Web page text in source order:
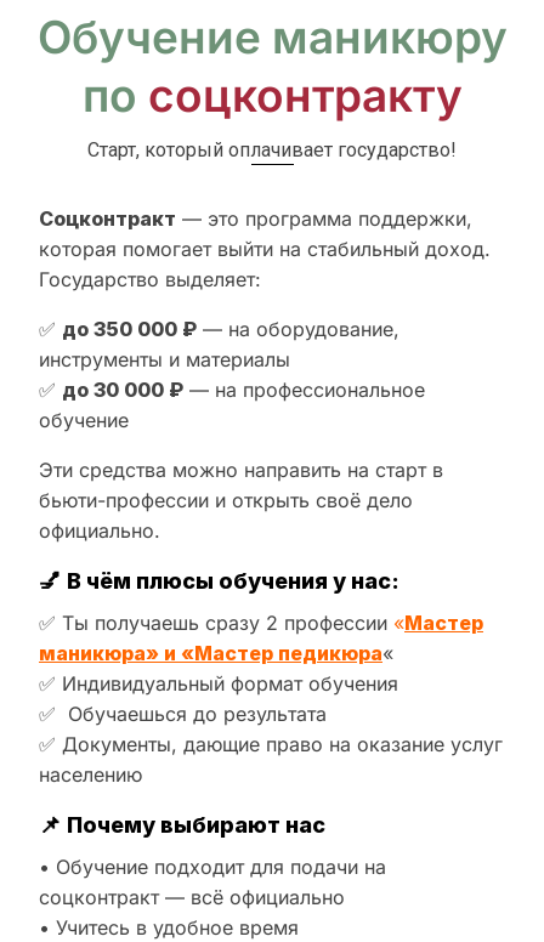
Обучение маникюру
по соцконтракту
Старт, который оплачивает государство!
Соцконтракт — это программа поддержки,
которая помогает выйти на стабильный доход.
Государство выделяет:
✅ до 350 000 ₽ — на оборудование,
инструменты и материалы
✅ до 30 000 ₽ — на профессиональное
обучение
Эти средства можно направить на старт в
бьюти-профессии и открыть своё дело
официально.
💅 В чём плюсы обучения у нас:
✅ Ты получаешь сразу 2 профессии «Мастер
маникюра» и «Мастер педикюра«
✅ Индивидуальный формат обучения
✅ Обучаешься до результата
✅ Документы, дающие право на оказание услуг
населению
📌 Почему выбирают нас
• Обучение подходит для подачи на
соцконтракт — всё официально
• Учитесь в удобное время